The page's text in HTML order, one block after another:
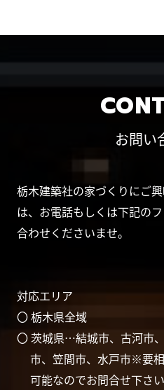
お問い
栃木建築社の家づくりにご
は、お電話もしくは下記の
合わせくださいませ。
対応エリア
〇 栃木県全域
〇 茨城県…結城市、古河市
市、笠間市、水戸市※要
可能なのでお問合せ下さ